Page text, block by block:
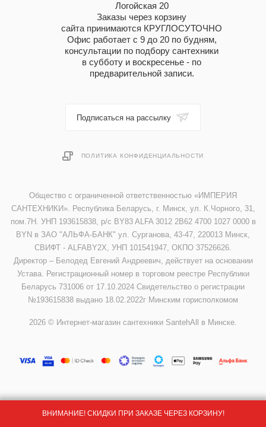
Логойская 20
Заказы через корзину
сайта принимаются КРУГЛОСУТОЧНО
Офис работает с 9 до 20 по будням,
консультации по подбору сантехники
в субботу и воскресенье - по
предварительной записи.
Подписаться на рассылку
ПОЛИТИКА КОНФИДЕНЦИАЛЬНОСТИ
Общество с ограниченной ответственностью «ИМПЕРИЯ
САНТЕХНИКИ». Республика Беларусь, г. Минск, ул. К.Чорного, 31,
пом.7Н. УНП 193615838, р/с BY83 ALFA 3012 2B62 4700 1027 0000 в
BYN в ЗАО "АЛЬФА-БАНК" ул. Сурганова, 43-47, 220013 Минск,
СВИФТ - ALFABY2X, УНП 101541947, ОКПО 37526626.
Директор – Белодед Евгений Андреевич, действует на основании
Устава. Регистрационный номер в торговом реестре Республики
Беларусь 731006 от 17.10.2024 Свидетельство о регистрации
№193615838 выдано 18.02.2022г Минским горисполкомом
2026 © Интернет-магазин сантехники SantehAll в Минске.
ВНИМАНИЕ! СКИДКИ ПРИ ЗАКАЗЕ ЧЕРЕЗ КОРЗИНУ!